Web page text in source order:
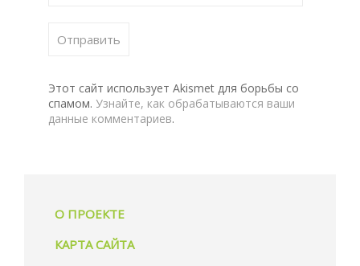
Этот сайт использует Akismet для борьбы со
спамом. Узнайте, как обрабатываются ваши
данные комментариев.
О ПРОЕКТЕ
КАРТА САЙТА